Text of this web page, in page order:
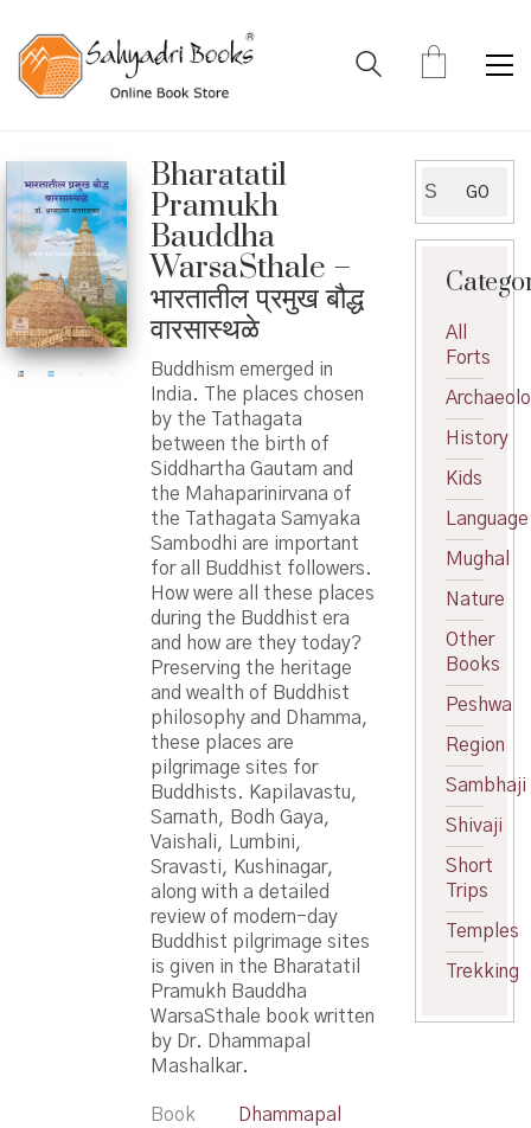
Bharatatil
Pramukh
Bauddha
WarsaSthale –
भारतातील प्रमुख बौद्ध
वारसास्थळे
Buddhism emerged in
India. The places chosen
by the Tathagata
between the birth of
Siddhartha Gautam and
the Mahaparinirvana of
the Tathagata Samyaka
Sambodhi are important
for all Buddhist followers.
How were all these places
during the Buddhist era
and how are they today?
Preserving the heritage
and wealth of Buddhist
philosophy and Dhamma,
these places are
pilgrimage sites for
Buddhists. Kapilavastu,
Sarnath, Bodh Gaya,
Vaishali, Lumbini,
Sravasti, Kushinagar,
along with a detailed
review of modern-day
Buddhist pilgrimage sites
is given in the Bharatatil
Pramukh Bauddha
WarsaSthale book written
by Dr. Dhammapal
Mashalkar.
Book
Dhammapal
for:
GO
All
Forts
History
Kids
Language
Mughal
Nature
Other
Books
Peshwa
Region
Sambhaji
Shivaji
Short
Trips
Temples
Trekking